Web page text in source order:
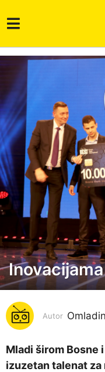
6
g
o
d
n
a
Autor
Mladi širom Bosne
izuzetan talenat